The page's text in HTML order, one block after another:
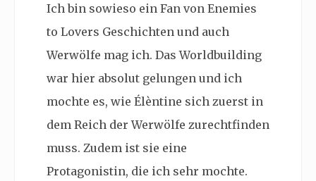
Ich bin sowieso ein Fan von Enemies
to Lovers Geschichten und auch
Werwölfe mag ich. Das Worldbuilding
war hier absolut gelungen und ich
mochte es, wie Élèntine sich zuerst in
dem Reich der Werwölfe zurechtfinden
muss. Zudem ist sie eine
Protagonistin, die ich sehr mochte.